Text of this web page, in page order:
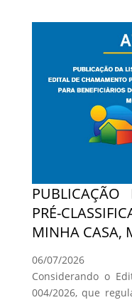
PRÉ-
MINHA CASA,
06/07/2026
Considerando o
004/2026, que